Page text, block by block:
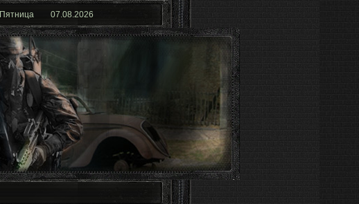
Пятница 07.08.2026